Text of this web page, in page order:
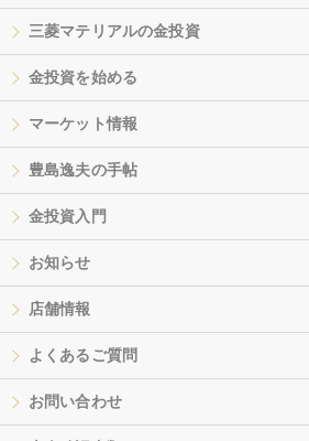
三菱マテリアルの金投資
金投資を始める
マーケット情報
豊島逸夫の手帖
金投資入門
お知らせ
店舗情報
よくあるご質問
お問い合わせ